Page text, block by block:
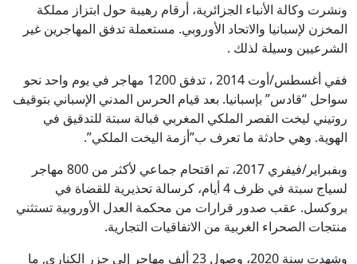
ونشرت وكالة الأنباء الجزائرية، أرقام رهيبة حول ابتزاز مملكة
المخزن لإسبانيا والاتحاد الأوروبي. مستعملة تدفق المهاجرين غير
الشرعيين وسيلة لذلك .
ففي أغسطس/أوت 2014 ، تدفق 1200 مهاجر في يوم واحد نحو
سواحل “قادس” بإسبانيا. بعد قيام الحرس المدني الإسباني بتوقيف
روتيني ليخت القصر الملكي المغربي قبالة سبتة للتدقيق في
الهوية. وهي حادثة ما تعرف ب”أزمة اليخت الملكي”.
وبفبراير/فيفري 2017، تم اقتحام جماعي لأكثر من 800 مهاجر
لسياج سبتة في ظرف 4 أيام، كرسالة تحذيرية للقضاة في
بروكسل. عقب صدور قرارات من محكمة العدل الأوروبية تستثني
منتجات الصحراء الغربية من الاتفاقيات التجارية.
وشهدت سنة 2020، وصول 23 ألف مهاجر إلى جزر الكناري, ما